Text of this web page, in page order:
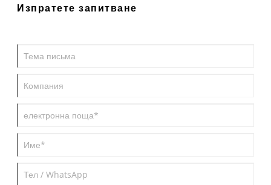
Изпратете запитване